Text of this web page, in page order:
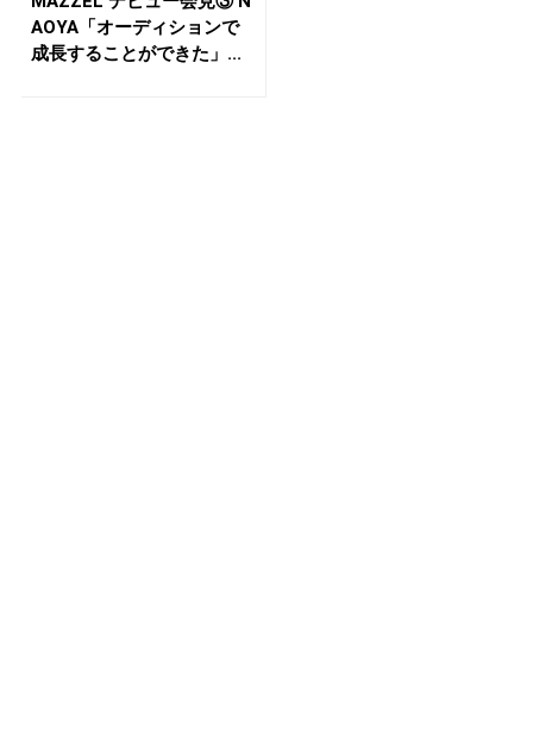
AOYA「オーディションで
成長することができた」...